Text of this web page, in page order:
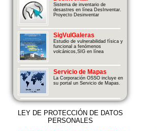
Sistema de inventario de
desastres en línea DesInventar.
Proyecto Desinventar
SigVulGaleras
Estudio de vulnerabilidad física y
funcional a fenómenos
volcánicos,SIG en línea
Servicio de Mapas
La Corporación OSSO incluye en
su portal un Servicio de Mapas.
LEY DE PROTECCIÓN DE DATOS
PERSONALES